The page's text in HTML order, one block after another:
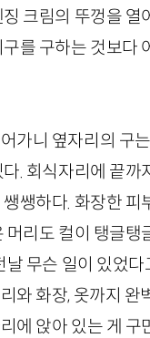
크림의 뚜껑을 열
를 구하는 것보다
가니 옆자리의 구
. 회식자리에 끝까
쌩하다. 화장한 피
머리도 컬이 탱글탱
날 무슨 일이 있었
와 화장, 옷까지 완
에 앉아 있는 게 구